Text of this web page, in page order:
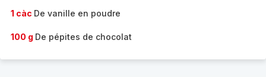
1 càc De vanille en poudre
100 g De pépites de chocolat